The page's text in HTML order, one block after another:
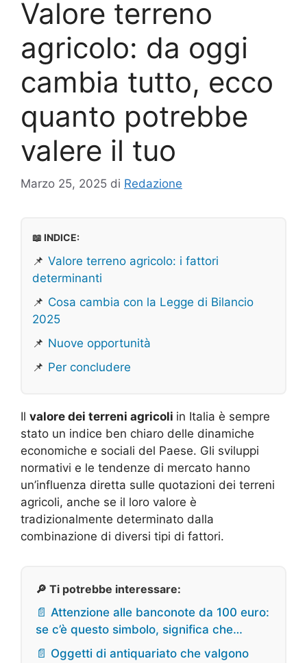
Valore terreno
agricolo: da oggi
cambia tutto, ecco
quanto potrebbe
valere il tuo
Marzo 25, 2025 di Redazione
📖 INDICE:
📌 Valore terreno agricolo: i fattori
determinanti
📌 Cosa cambia con la Legge di Bilancio
2025
📌 Nuove opportunità
📌 Per concludere
Il valore dei terreni agricoli in Italia è sempre
stato un indice ben chiaro delle dinamiche
economiche e sociali del Paese. Gli sviluppi
normativi e le tendenze di mercato hanno
un’influenza diretta sulle quotazioni dei terreni
agricoli, anche se il loro valore è
tradizionalmente determinato dalla
combinazione di diversi tipi di fattori.
🔎 Ti potrebbe interessare:
📄 Attenzione alle banconote da 100 euro:
se c’è questo simbolo, significa che…
📄 Oggetti di antiquariato che valgono